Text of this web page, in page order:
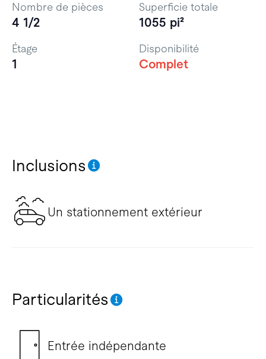
Inclusions
Un stationnement extérieur
Particularités
Entrée indépendante
Nombre de pièces
4 1/2
Superficie totale
1055 pi²
Étage
1
Disponibilité
Complet